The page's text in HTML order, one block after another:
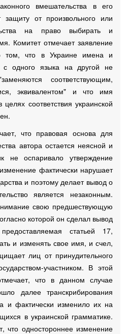
вмешательства в его
от произвольного или
на право выбирать и
Комитет отмечает заявление
о том, что в Украине имена и
с одного языка на другой не
соответствующим,
эквивалентом" и что имя
соответствия украинской
что правовая основа для
автора остается неясной и
не оспаривало утверждение
фактически нарушает
и поэтому делает вывод о
является незаконным.
свою предшествующую
которой он сделал вывод
статьей 17,
и изменять свое имя, и счел,
лиц от принудительного
участником. В этой
что в данном случае
далее транскрибирования
и фактически изменило их на
в украинской грамматике.
что одностороннее изменение